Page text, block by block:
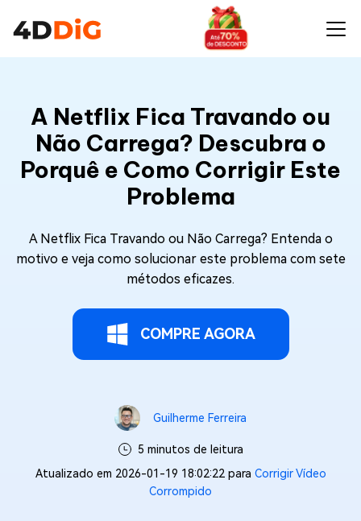
A Netflix Fica Travando ou
Não Carrega? Descubra o
Porquê e Como Corrigir Este
Problema
A Netflix Fica Travando ou Não Carrega? Entenda o
motivo e veja como solucionar este problema com sete
métodos eficazes.
COMPRE AGORA
Guilherme Ferreira
5 minutos de leitura
Atualizado em 2026-01-19 18:02:22 para Corrigir Vídeo
Corrompido